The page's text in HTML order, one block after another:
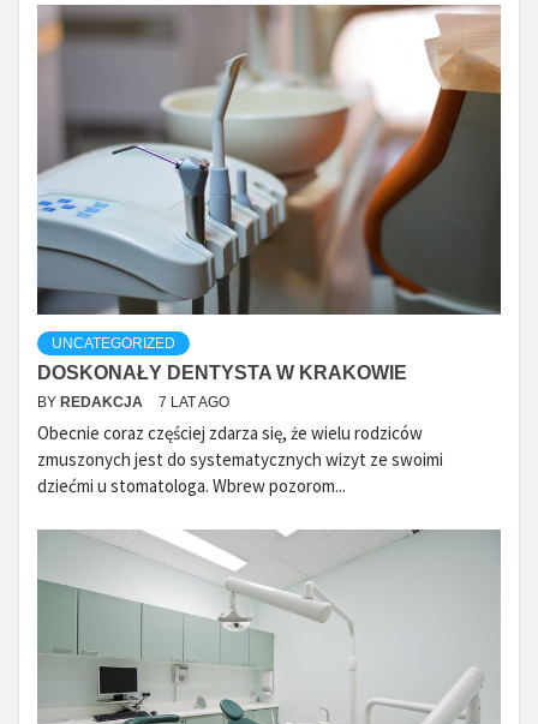
UNCATEGORIZED
DOSKONAŁY DENTYSTA W KRAKOWIE
BY REDAKCJA 7 LAT AGO
Obecnie coraz częściej zdarza się, że wielu rodziców
zmuszonych jest do systematycznych wizyt ze swoimi
dziećmi u stomatologa. Wbrew pozorom...